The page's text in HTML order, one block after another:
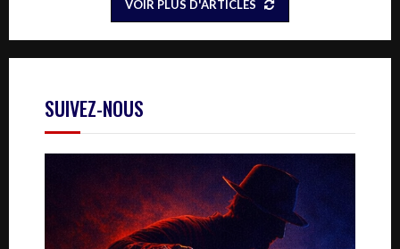
VOIR PLUS D'ARTICLES
SUIVEZ-NOUS